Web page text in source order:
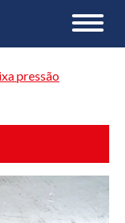
pressão